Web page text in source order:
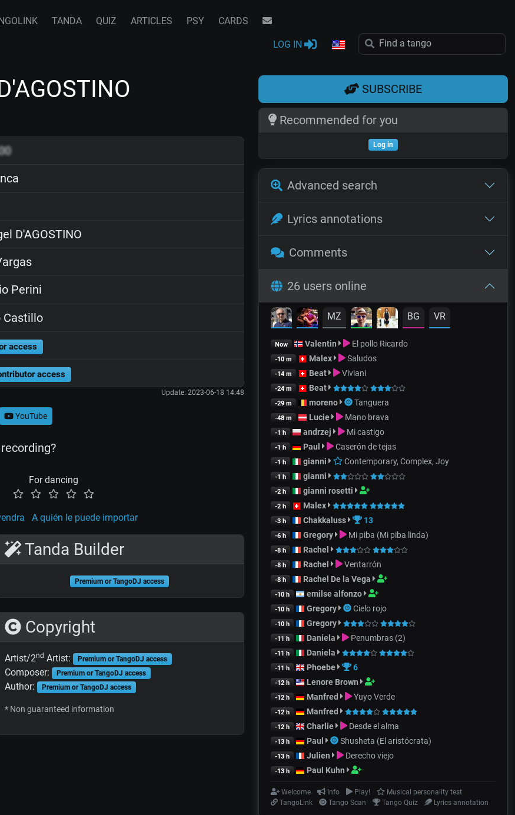
TANDA QUIZ ARTICLES PSY CARDS
LOG IN
D'AGOSTINO
Perini
Castillo
access
access
Update: 2023-06-18 14:48
YouTube
For dancing
A quién le puede importar
Tanda Builder
Premium or TangoDJ access
Copyright
Artist/2nd Artist: Premium or TangoDJ access
Composer: Premium or TangoDJ access
Author: Premium or TangoDJ access
* Non guaranteed information
SUBSCRIBE
Recommended for you
Log in
Advanced search
Lyrics annotations
Comments
26 users online
MZ BG VR
Now Valentin El pollo Ricardo
-10 m Malex Saludos
-14 m Beat Viviani
-24 m Beat
-29 m moreno Tanguera
-48 m Lucie Mano brava
-1 h andrzej Mi castigo
-1 h Paul Caserón de tejas
-1 h gianni Contemporary, Complex, Joy
-1 h gianni
-2 h gianni rosetti
-2 h Malex
-3 h Chakkaluss 13
-6 h Gregory Mi piba (Mi piba linda)
-8 h Rachel
-8 h Rachel Ventarrón
-8 h Rachel De la Vega
-10 h emilse alfonzo
-10 h Gregory Cielo rojo
-10 h Gregory
-11 h Daniela Penumbras (2)
-11 h Daniela
-11 h Phoebe 6
-12 h Lenore Brown
-12 h Manfred Yuyo Verde
-12 h Manfred
-12 h Charlie Desde el alma
-13 h Paul Shusheta (El aristócrata)
-13 h Julien Derecho viejo
-13 h Paul Kuhn
Welcome Info Play!
Musical personality test
TangoLink
Tango Scan Tango Quiz Lyrics annotation